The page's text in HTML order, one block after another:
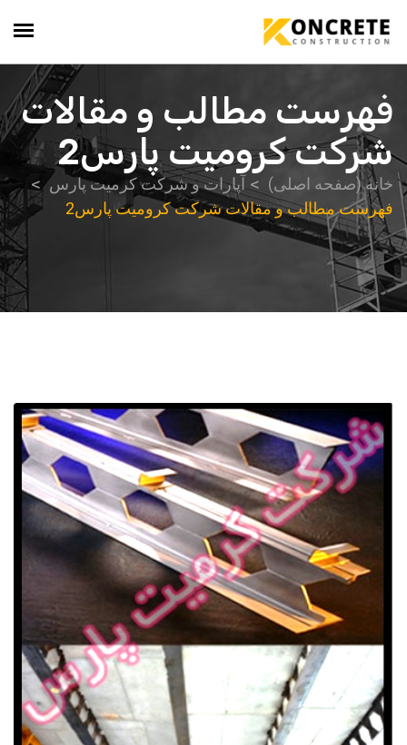
فهرست مطالب و مقالات
شرکت کرومیت پارس2
خانه (صفحه اصلی)
آپارات و شرکت کرمیت پارس
فهرست مطالب و مقالات شرکت کرومیت پارس2